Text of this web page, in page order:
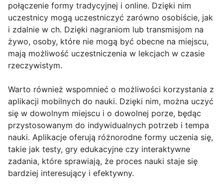
połączenie formy tradycyjnej i online. Dzięki nim
uczestnicy mogą uczestniczyć zarówno osobiście, jak
i zdalnie w ch. Dzięki nagraniom lub transmisjom na
żywo, osoby, które nie mogą być obecne na miejscu,
mają możliwość uczestniczenia w lekcjach w czasie
rzeczywistym.
Warto również wspomnieć o możliwości korzystania z
aplikacji mobilnych do nauki. Dzięki nim, można uczyć
się w dowolnym miejscu i o dowolnej porze, będąc
przystosowanym do indywidualnych potrzeb i tempa
nauki. Aplikacje oferują różnorodne formy uczenia się,
takie jak testy, gry edukacyjne czy interaktywne
zadania, które sprawiają, że proces nauki staje się
bardziej interesujący i efektywny.